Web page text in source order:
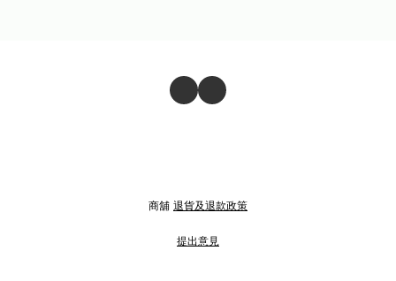
商舖 退貨及退款政策
提出意見